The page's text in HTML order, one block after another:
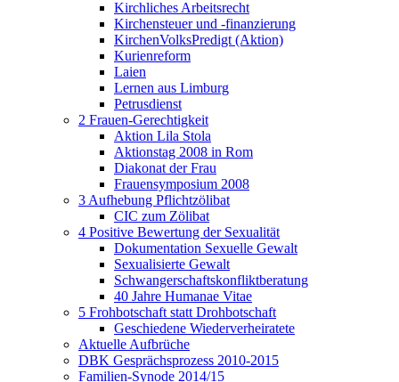
Kirchliches Arbeitsrecht
Kirchensteuer und -finanzierung
KirchenVolksPredigt (Aktion)
Kurienreform
Laien
Lernen aus Limburg
Petrusdienst
2 Frauen-Gerechtigkeit
Aktion Lila Stola
Aktionstag 2008 in Rom
Diakonat der Frau
Frauensymposium 2008
3 Aufhebung Pflichtzölibat
CIC zum Zölibat
4 Positive Bewertung der Sexualität
Dokumentation Sexuelle Gewalt
Sexualisierte Gewalt
Schwangerschaftskonfliktberatung
40 Jahre Humanae Vitae
5 Frohbotschaft statt Drohbotschaft
Geschiedene Wiederverheiratete
Aktuelle Aufbrüche
DBK Gesprächsprozess 2010-2015
Familien-Synode 2014/15